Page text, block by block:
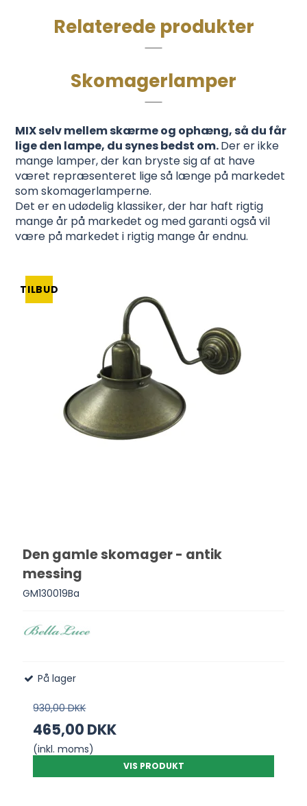
Relaterede produkter
Skomagerlamper
MIX selv mellem skærme og ophæng, så du får
lige den lampe, du synes bedst om.Der er ikke
mange lamper, der kan bryste sig af at have
været repræsenteret lige så længe på markedet
som skomagerlamperne.
Det er en udødelig klassiker, der har haft rigtig
mange år på markedet og med garanti også vil
være på markedet i rigtig mange år endnu.
TILBUD
Den gamle skomager - antik
messing
GM130019Ba
På lager
930,00 DKK
465,00 DKK
(inkl. moms)
VIS PRODUKT